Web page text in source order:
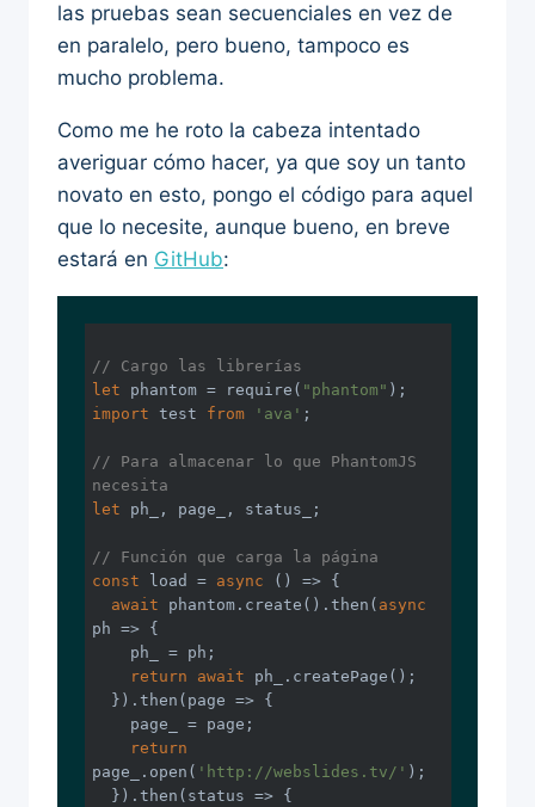
las pruebas sean secuenciales en vez de
en paralelo, pero bueno, tampoco es
mucho problema.
Como me he roto la cabeza intentado
averiguar cómo hacer, ya que soy un tanto
novato en esto, pongo el código para aquel
que lo necesite, aunque bueno, en breve
estará en GitHub:
// Cargo las librerías
let phantom = require ( "phantom"
import test from 'ava' ;
// Para almacenar lo que PhantomJS
necesita
let ph_, page_, status_;
// Función que carga la página
const load = async () => {
await phantom.create().then( async
ph => {
return
await ph_.createPage();
  }).then(
page => {
return
page_.open( 'http://webslides.tv/' );
  }).then(
status => {